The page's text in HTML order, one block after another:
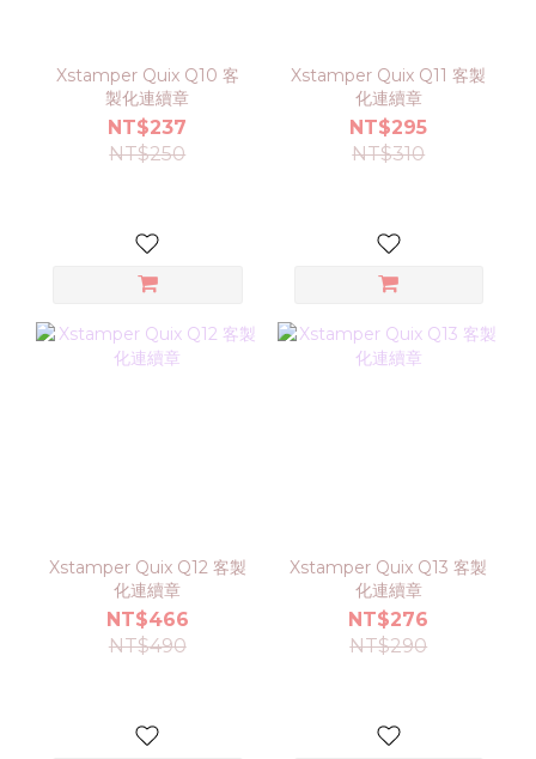
Xstamper Quix Q10 客
製化連續章
NT$237
NT$250
Xstamper Quix Q11 客製
化連續章
NT$295
NT$310
Xstamper Quix Q12 客製
化連續章
NT$466
NT$490
Xstamper Quix Q13 客製
化連續章
NT$276
NT$290